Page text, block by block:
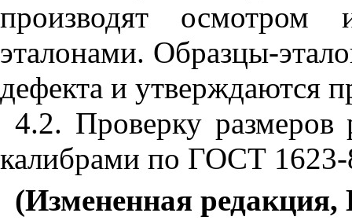
производят
эталонами. Образцы-
дефекта и утверждаются
4.2. Проверку размеров
калибрами по ГОСТ
(Измененная